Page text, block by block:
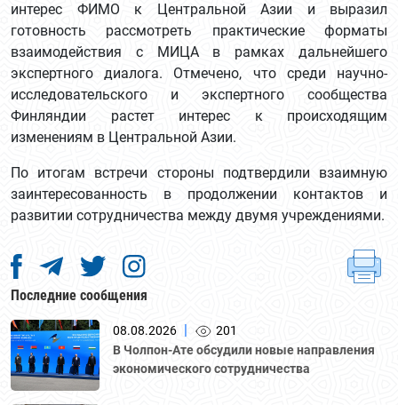
интерес ФИМО к Центральной Азии и выразил
готовность рассмотреть практические форматы
взаимодействия с МИЦА в рамках дальнейшего
экспертного диалога. Отмечено, что среди научно-
исследовательского и экспертного сообщества
Финляндии растет интерес к происходящим
изменениям в Центральной Азии.
По итогам встречи стороны подтвердили взаимную
заинтересованность в продолжении контактов и
развитии сотрудничества между двумя учреждениями.
Последние сообщения
08.08.2026 |
201
В Чолпон-Ате обсудили новые направления
экономического сотрудничества